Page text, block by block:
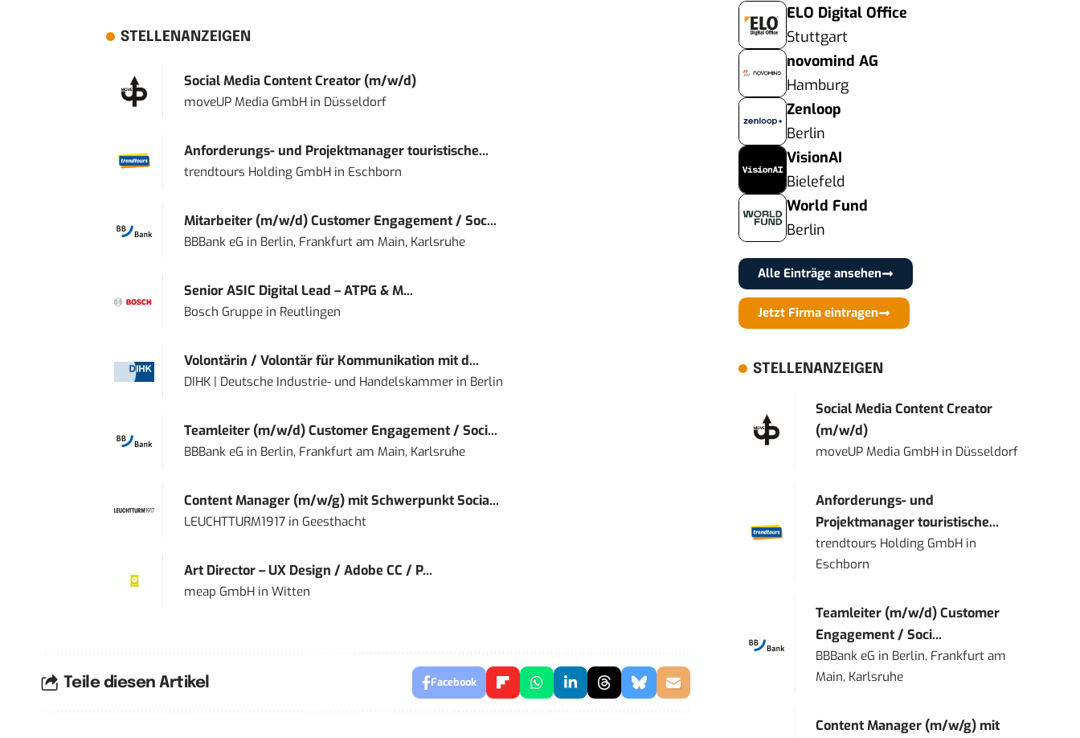
STELLENANZEIGEN
Social Media Content Creator (m/w/d)
moveUP Media GmbHin Düsseldorf
Anforderungs- und Projektmanager touristische...
trendtours Holding GmbHin Eschborn
Mitarbeiter (m/w/d) Customer Engagement / Soc...
BBBank eG in Berlin, Frankfurt am Main, Karlsruhe
Senior ASIC Digital Lead – ATPG & M...
Bosch Gruppein Reutlingen
Volontärin / Volontär für Kommunikation mit d...
DIHK | Deutsche Industrie- und Handelskammerin Berlin
Teamleiter (m/w/d) Customer Engagement / Soci...
BBBank eG in Berlin, Frankfurt am Main, Karlsruhe
Content Manager (m/w/g) mit Schwerpunkt Socia...
LEUCHTTURM1917in Geesthacht
Art Director – UX Design / Adobe CC / P...
meap GmbHin Witten
Teile diesen Artikel Facebook
ELO Digital Office
Stuttgart
novomind AG
Hamburg
Zenloop
Berlin
VisionAI
Bielefeld
World Fund
Berlin
Alle Einträge ansehen
Jetzt Firma eintragen
STELLENANZEIGEN
Social Media Content Creator
(m/w/d)
moveUP Media GmbH in Düsseldorf
Anforderungs- und
Projektmanager touristische...
trendtours Holding GmbH in
Eschborn
Teamleiter (m/w/d) Customer
Engagement / Soci...
BBBank eG in Berlin, Frankfurt am
Main, Karlsruhe
Content Manager (m/w/g) mit